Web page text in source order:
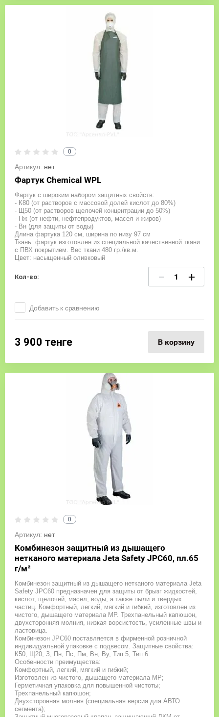
0
Артикул: нет
Фартук Chemical WPL
Фартук с широким набором защитных свойств:
- К80 (от растворов с массовой долей кислот до 80%)
- Щ50 (от растворов щелочей концентрации до 50%)
- Нж (от нефти, нефтепродуктов, масел и жиров)
- Вн (для защиты от воды)
Длина фартука 120 см, ширина по низу 97 см
Ткань: фартук изготовлен из специальной качественной ткани
с ПВХ покрытием. Вес ткани 480 гр./кв.м.
Цвет: насыщенный оливковый
Кол-во: − +
Добавить к сравнению
3 900 тенге В корзину
0
Артикул: нет
Комбинезон защитный из дышащего
нетканого материала Jeta Safety JPC60, пл.65
г/м²
Комбинезон защитный из дышащего нетканого материала Jeta
Safety JPC60 предназначен для защиты от брызг жидкостей,
кислот, щелочей, масел, воды, а также пыли и твердых
частиц. Комфортный, легкий, мягкий и гибкий, изготовлен из
чистого, дышащего материала MP. Трехпанельный капюшон,
двухсторонняя молния, низкая ворсистость, усиленные швы и
ластовица.
Комбинезон JPC60 поставляется в фирменной розничной
индивидуальной упаковке с подвесом. Защитные свойства:
К50, Щ20, З, Пн, Пс, Пм, Вн, Ву, Тип 5, Тип 6.
Особенности преимущества:
Комфортный, легкий, мягкий и гибкий;
Изготовлен из чистого, дышащего материала MP;
Герметичная упаковка для повышенной чистоты;
Трехпанельный капюшон;
Двухсторонняя молния (специальная версия для АВТО
сегмента);